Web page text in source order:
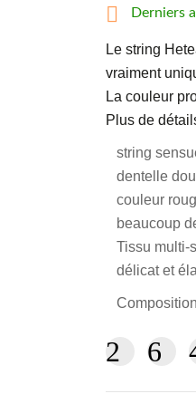
 Derniers
Le string
vraiment
La couleur
Plus de
string
dentelle
couleur
beaucoup
Tissu multi-
délicat et